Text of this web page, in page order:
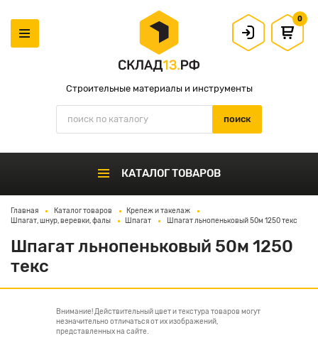
Строительные материалы и инструменты
0
КАТАЛОГ ТОВАРОВ
Главная Каталог товаров
Крепеж и такелаж
Шпагат, шнур, веревки, фалы
Шпагат Шпагат льнопеньковый 50м 1250 текс
Шпагат льнопеньковый 50м 1250
текс
Внимание! Действительный цвет и текстура товаров могут
незначительно отличаться от их изображений,
представленных на сайте.